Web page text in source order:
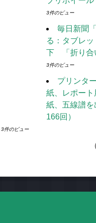
3件のビュー
毎日新聞
る：タブレ
下 「折り合
3件のビュー
プリンタ
紙、レポート
紙、五線譜
166回）
3件のビュー